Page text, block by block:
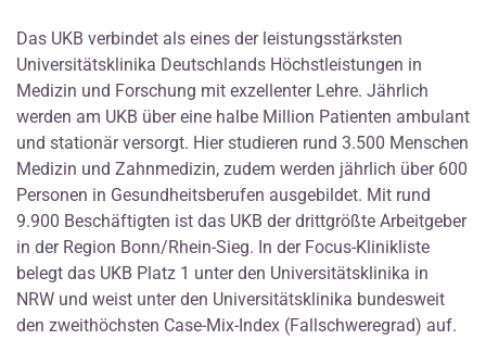
Das UKB verbindet als eines der leistungsstärksten
Universitätsklinika Deutschlands Höchstleistungen in
Medizin und Forschung mit exzellenter Lehre. Jährlich
werden am UKB über eine halbe Million Patienten ambulant
und stationär versorgt. Hier studieren rund 3.500 Menschen
Medizin und Zahnmedizin, zudem werden jährlich über 600
Personen in Gesundheitsberufen ausgebildet. Mit rund
9.900 Beschäftigten ist das UKB der drittgrößte Arbeitgeber
in der Region Bonn/Rhein-Sieg. In der Focus-Klinikliste
belegt das UKB Platz 1 unter den Universitätsklinika in
NRW und weist unter den Universitätsklinika bundesweit
den zweithöchsten Case-Mix-Index (Fallschweregrad) auf.